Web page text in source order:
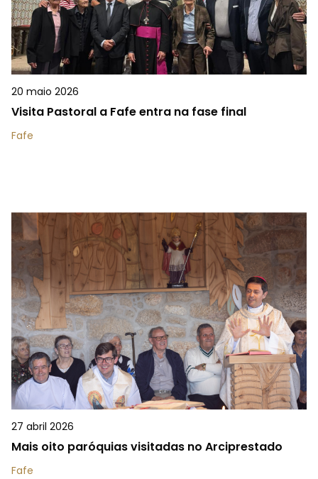
20 maio 2026
Visita Pastoral a Fafe entra na fase final
Fafe
27 abril 2026
Mais oito paróquias visitadas no Arciprestado
Fafe